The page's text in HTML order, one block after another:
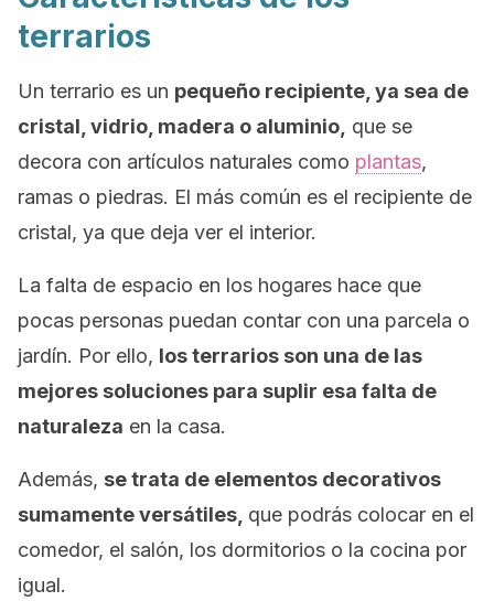
terrarios
Un terrario es un pequeño recipiente, ya sea de
cristal, vidrio, madera o aluminio, que se
decora con artículos naturales como plantas,
ramas o piedras. El más común es el recipiente de
cristal, ya que deja ver el interior.
La falta de espacio en los hogares hace que
pocas personas puedan contar con una parcela o
jardín. Por ello, los terrarios son una de las
mejores soluciones para suplir esa falta de
naturaleza en la casa.
Además, se trata de elementos decorativos
sumamente versátiles, que podrás colocar en el
comedor, el salón, los dormitorios o la cocina por
igual.